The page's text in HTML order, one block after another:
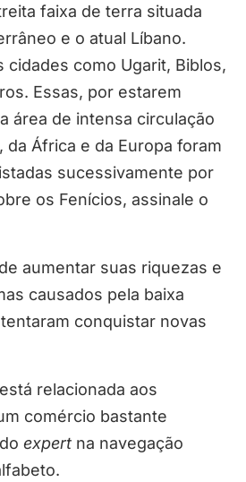
faixa de terra situada
e o atual Líbano.
cidades como Ugarit, Biblos,
Essas, por estarem
área de intensa circulação
da África e da Europa foram
sucessivamente por
os Fenícios, assinale o
aumentar suas riquezas e
causados pela baixa
conquistar novas
relacionada aos
comércio bastante
expert na navegação